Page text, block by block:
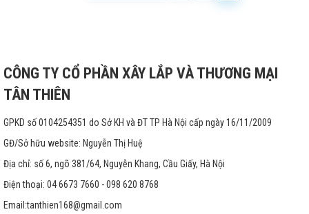
CÔNG TY CỔ PHẦN XÂY LẮP VÀ THƯƠNG MẠI
TÂN THIÊN
GPKD số 0104254351 do Sở KH và ĐT TP Hà Nội cấp ngày 16/11/2009
GĐ/Sở hữu website: Nguyễn Thị Huệ
Địa chỉ: số 6, ngõ 381/64, Nguyễn Khang, Cầu Giấy, Hà Nội
Điện thoại: 04 6673 7660 - 098 620 8768
Email:tanthien168@gmail.com